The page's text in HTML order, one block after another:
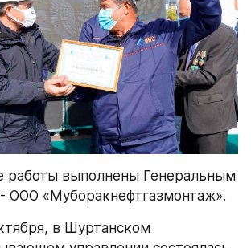
работы выполнены Генеральным
ООО «Муборакнефтгазмонтаж».
в Шуртанском